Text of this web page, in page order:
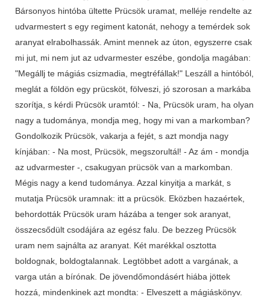
Bársonyos hintóba ültette Prücsök uramat, melléje rendelte az
udvarmestert s egy regiment katonát, nehogy a temérdek sok
aranyat elrabolhassák. Amint mennek az úton, egyszerre csak
mi jut, mi nem jut az udvarmester eszébe, gondolja magában:
"Megállj te mágiás csizmadia, megtréfállak!" Leszáll a hintóból,
meglát a földön egy prücsköt, fölveszi, jó szorosan a markába
szorítja, s kérdi Prücsök uramtól: - Na, Prücsök uram, ha olyan
nagy a tudománya, mondja meg, hogy mi van a markomban?
Gondolkozik Prücsök, vakarja a fejét, s azt mondja nagy
kínjában: - Na most, Prücsök, megszorultál! - Az ám - mondja
az udvarmester -, csakugyan prücsök van a markomban.
Mégis nagy a kend tudománya. Azzal kinyitja a markát, s
mutatja Prücsök uramnak: itt a prücsök. Eközben hazaértek,
behordották Prücsök uram házába a tenger sok aranyat,
összecsődült csodájára az egész falu. De bezzeg Prücsök
uram nem sajnálta az aranyat. Két marékkal osztotta
boldognak, boldogtalannak. Legtöbbet adott a vargának, a
varga után a bírónak. De jövendőmondásért hiába jöttek
hozzá, mindenkinek azt mondta: - Elveszett a mágiáskönyv.